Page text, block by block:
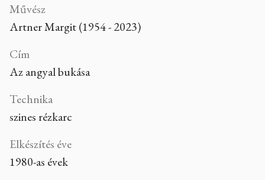
Művész
Artner Margit (1954 - 2023)
Cím
Az angyal bukása
Technika
szines rézkarc
Elkészítés éve
1980-as évek